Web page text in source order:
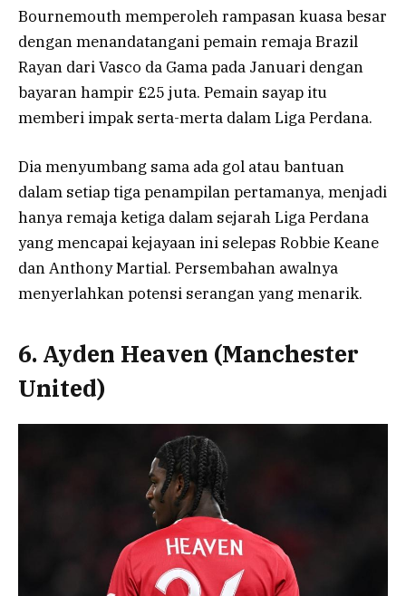
Bournemouth memperoleh rampasan kuasa besar
dengan menandatangani pemain remaja Brazil
Rayan dari Vasco da Gama pada Januari dengan
bayaran hampir £25 juta. Pemain sayap itu
memberi impak serta-merta dalam Liga Perdana.
Dia menyumbang sama ada gol atau bantuan
dalam setiap tiga penampilan pertamanya, menjadi
hanya remaja ketiga dalam sejarah Liga Perdana
yang mencapai kejayaan ini selepas Robbie Keane
dan Anthony Martial. Persembahan awalnya
menyerlahkan potensi serangan yang menarik.
6. Ayden Heaven (Manchester
United)